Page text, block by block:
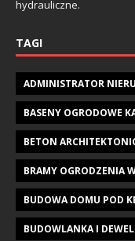
hydrauliczne.
TAGI
ADMINISTRATOR
BASENY OGRODOWE
BETON
BRAMY OGRODZENIA
BUDOWA DOMU POD
BUDOWLANKA I